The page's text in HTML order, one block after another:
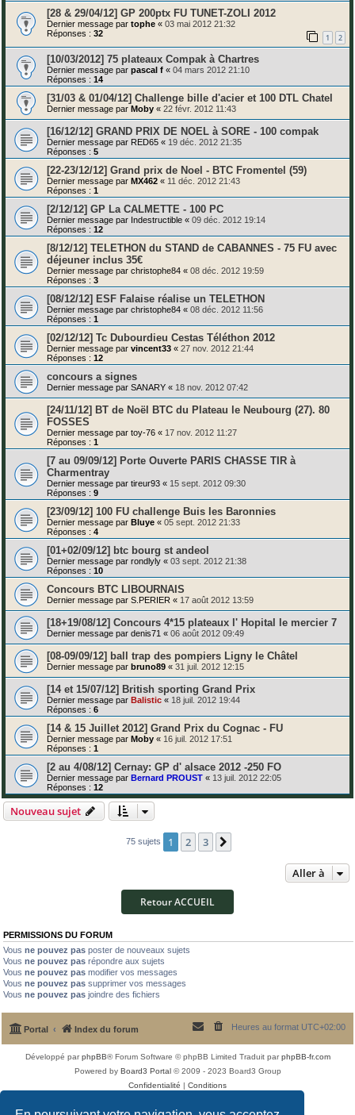
[28 & 29/04/12] GP 200ptx FU TUNET-ZOLI 2012
Dernier message par tophe « 03 mai 2012 21:32
Réponses : 32 1 2
[10/03/2012] 75 plateaux Compak à Chartres
Dernier message par pascal f « 04 mars 2012 21:10
Réponses : 14
[31/03 & 01/04/12] Challenge bille d'acier et 100 DTL Chatel
Dernier message par Moby « 22 févr. 2012 11:43
[16/12/12] GRAND PRIX DE NOEL à SORE - 100 compak
Dernier message par RED65 « 19 déc. 2012 21:35
Réponses : 5
[22-23/12/12] Grand prix de Noel - BTC Fromentel (59)
Dernier message par MX462 « 11 déc. 2012 21:43
Réponses : 1
[2/12/12] GP La CALMETTE - 100 PC
Dernier message par Indestructible « 09 déc. 2012 19:14
Réponses : 12
[8/12/12] TELETHON du STAND de CABANNES - 75 FU avec
déjeuner inclus 35€
Dernier message par christophe84 « 08 déc. 2012 19:59
Réponses : 3
[08/12/12] ESF Falaise réalise un TELETHON
Dernier message par christophe84 « 08 déc. 2012 11:56
Réponses : 1
[02/12/12] Tc Dubourdieu Cestas Téléthon 2012
Dernier message par vincent33 « 27 nov. 2012 21:44
Réponses : 12
concours a signes
Dernier message par SANARY « 18 nov. 2012 07:42
[24/11/12] BT de Noël BTC du Plateau le Neubourg (27). 80
FOSSES
Dernier message par toy-76 « 17 nov. 2012 11:27
Réponses : 1
[7 au 09/09/12] Porte Ouverte PARIS CHASSE TIR à
Charmentray
Dernier message par tireur93 « 15 sept. 2012 09:30
Réponses : 9
[23/09/12] 100 FU challenge Buis les Baronnies
Dernier message par Bluye « 05 sept. 2012 21:33
Réponses : 4
[01+02/09/12] btc bourg st andeol
Dernier message par rondlyly « 03 sept. 2012 21:38
Réponses : 10
Concours BTC LIBOURNAIS
Dernier message par S.PERIER « 17 août 2012 13:59
[18+19/08/12] Concours 4*15 plateaux l' Hopital le mercier 7
Dernier message par denis71 « 06 août 2012 09:49
[08-09/09/12] ball trap des pompiers Ligny le Châtel
Dernier message par bruno89 « 31 juil. 2012 12:15
[14 et 15/07/12] British sporting Grand Prix
Dernier message par Balistic « 18 juil. 2012 19:44
Réponses : 6
[14 & 15 Juillet 2012] Grand Prix du Cognac - FU
Dernier message par Moby « 16 juil. 2012 17:51
Réponses : 1
[2 au 4/08/12] Cernay: GP d' alsace 2012 -250 FO
Dernier message par Bernard PROUST « 13 juil. 2012 22:05
Réponses : 12
Nouveau sujet
75 sujets 1 2 3
Aller à
Retour ACCUEIL
PERMISSIONS DU FORUM
Vous ne pouvez pas poster de nouveaux sujets
Vous ne pouvez pas répondre aux sujets
Vous ne pouvez pas modifier vos messages
Vous ne pouvez pas supprimer vos messages
Vous ne pouvez pas joindre des fichiers
Portal Index du forum Heures au format UTC+02:00
Développé parphpBB® Forum Software © phpBB Limited Traduit parphpBB-fr.com
Powered by Board3 Portal © 2009 - 2023 Board3 Group
Confidentialité
Conditions